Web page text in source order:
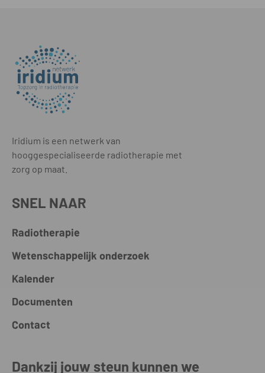
Iridium is een netwerk van
hooggespecialiseerde radiotherapie met
zorg op maat.
SNEL NAAR
Radiotherapie
Wetenschappelijk onderzoek
Kalender
Documenten
Contact
Dankzij jouw steun kunnen we